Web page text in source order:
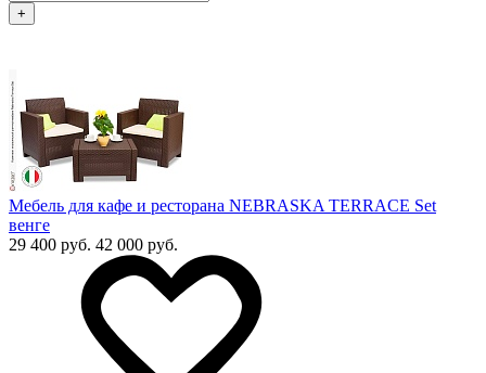
+
Мебель для кафе и ресторана NEBRASKA TERRACE Set
венге
29 400 руб. 42 000 руб.